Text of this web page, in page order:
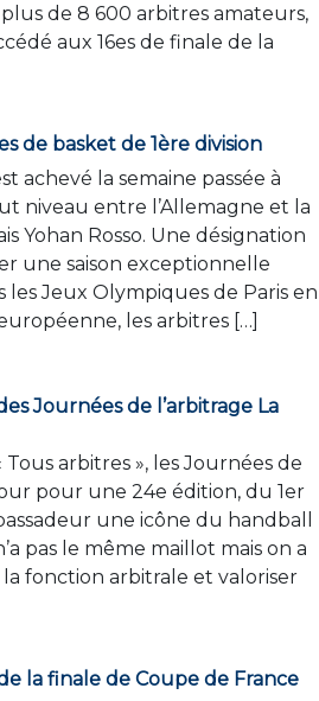
de 8 600 arbitres amateurs,
aux 16es de finale de la
de basket de 1ère division
achevé la semaine passée à
niveau entre l’Allemagne et la
Yohan Rosso. Une désignation
une saison exceptionnelle
les Jeux Olympiques de Paris en
les arbitres […]
Journées de l’arbitrage La
arbitres », les Journées de
pour une 24e édition, du 1er
une icône du handball
pas le même maillot mais on a
la fonction arbitrale et valoriser
la finale de Coupe de France